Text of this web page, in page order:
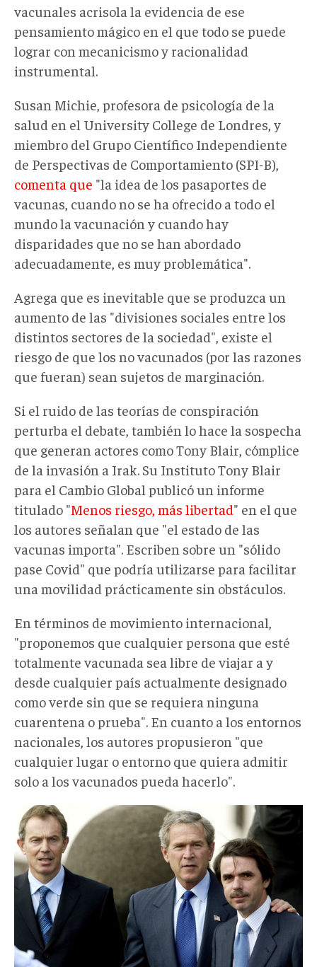
vacunales acrisola la evidencia de ese
pensamiento mágico en el que todo se puede
lograr con mecanicismo y racionalidad
instrumental.
Susan Michie, profesora de psicología de la
salud en el University College de Londres, y
miembro del Grupo Científico Independiente
de Perspectivas de Comportamiento (SPI-B),
comenta que "la idea de los pasaportes de
vacunas, cuando no se ha ofrecido a todo el
mundo la vacunación y cuando hay
disparidades que no se han abordado
adecuadamente, es muy problemática".
Agrega que es inevitable que se produzca un
aumento de las "divisiones sociales entre los
distintos sectores de la sociedad", existe el
riesgo de que los no vacunados (por las razones
que fueran) sean sujetos de marginación.
Si el ruido de las teorías de conspiración
perturba el debate, también lo hace la sospecha
que generan actores como Tony Blair, cómplice
de la invasión a Irak. Su Instituto Tony Blair
para el Cambio Global publicó un informe
titulado "Menos riesgo, más libertad" en el que
los autores señalan que "el estado de las
vacunas importa". Escriben sobre un "sólido
pase Covid" que podría utilizarse para facilitar
una movilidad prácticamente sin obstáculos.
En términos de movimiento internacional,
"proponemos que cualquier persona que esté
totalmente vacunada sea libre de viajar a y
desde cualquier país actualmente designado
como verde sin que se requiera ninguna
cuarentena o prueba". En cuanto a los entornos
nacionales, los autores propusieron "que
cualquier lugar o entorno que quiera admitir
solo a los vacunados pueda hacerlo".
pasaportesv002.jpg